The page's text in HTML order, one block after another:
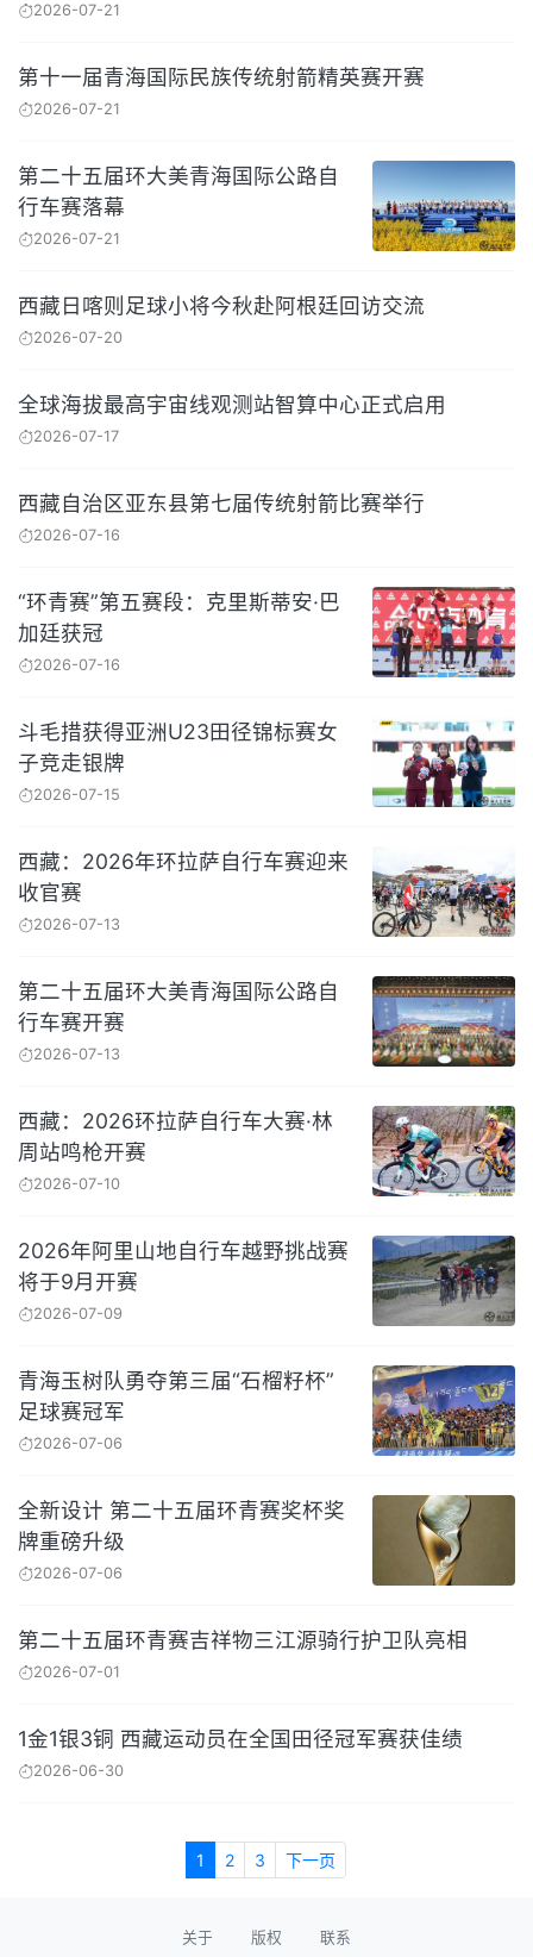
2026-07-21
第十一届青海国际民族传统射箭精英赛开赛
2026-07-21
第二十五届环大美青海国际公路自
行车赛落幕
2026-07-21
西藏日喀则足球小将今秋赴阿根廷回访交流
2026-07-20
全球海拔最高宇宙线观测站智算中心正式启用
2026-07-17
西藏自治区亚东县第七届传统射箭比赛举行
2026-07-16
“环青赛”第五赛段：克里斯蒂安·巴
加廷获冠
2026-07-16
斗毛措获得亚洲U23田径锦标赛女
子竞走银牌
2026-07-15
西藏：2026年环拉萨自行车赛迎来
收官赛
2026-07-13
第二十五届环大美青海国际公路自
行车赛开赛
2026-07-13
西藏：2026环拉萨自行车大赛·林
周站鸣枪开赛
2026-07-10
2026年阿里山地自行车越野挑战赛
将于9月开赛
2026-07-09
青海玉树队勇夺第三届“石榴籽杯”
足球赛冠军
2026-07-06
全新设计 第二十五届环青赛奖杯奖
牌重磅升级
2026-07-06
第二十五届环青赛吉祥物三江源骑行护卫队亮相
2026-07-01
1金1银3铜 西藏运动员在全国田径冠军赛获佳绩
2026-06-30
1 2 3 下一页
关于 版权 联系